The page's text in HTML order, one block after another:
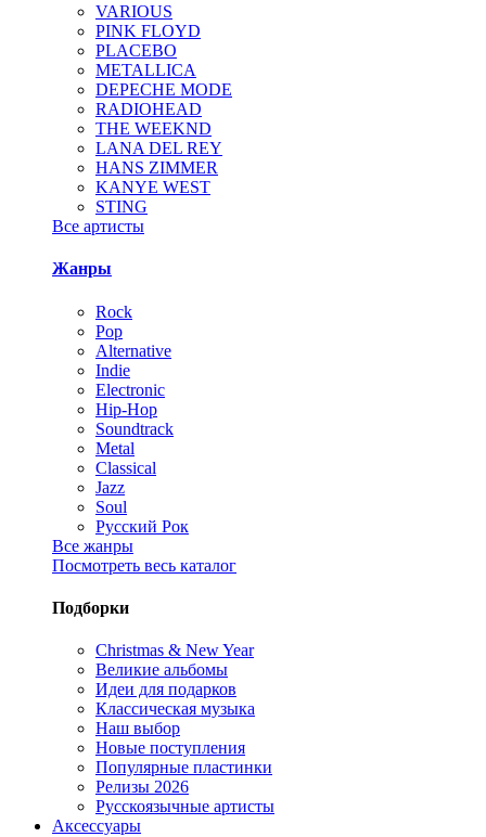
VARIOUS
PINK FLOYD
PLACEBO
METALLICA
DEPECHE MODE
RADIOHEAD
THE WEEKND
LANA DEL REY
HANS ZIMMER
KANYE WEST
STING
Все артисты
Жанры
Rock
Pop
Alternative
Indie
Electronic
Hip-Hop
Soundtrack
Metal
Classical
Jazz
Soul
Русский Рок
Все жанры
Посмотреть весь каталог
Подборки
Christmas & New Year
Великие альбомы
Идеи для подарков
Классическая музыка
Наш выбор
Новые поступления
Популярные пластинки
Релизы 2026
Русскоязычные артисты
Аксессуары